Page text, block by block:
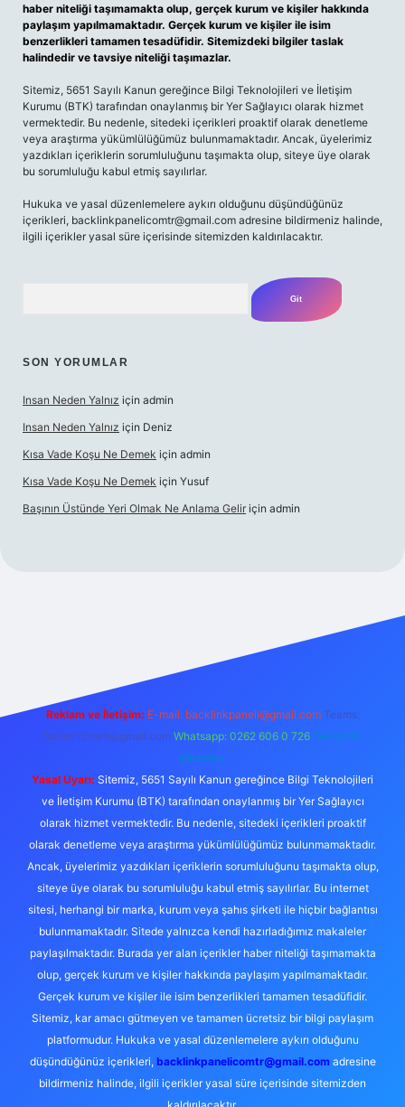
haber niteliği taşımamakta olup, gerçek kurum ve kişiler hakkında
paylaşım yapılmamaktadır. Gerçek kurum ve kişiler ile isim
benzerlikleri tamamen tesadüfidir. Sitemizdeki bilgiler taslak
halindedir ve tavsiye niteliği taşımazlar.
Sitemiz, 5651 Sayılı Kanun gereğince Bilgi Teknolojileri ve İletişim
Kurumu (BTK) tarafından onaylanmış bir Yer Sağlayıcı olarak hizmet
vermektedir. Bu nedenle, sitedeki içerikleri proaktif olarak denetleme
veya araştırma yükümlülüğümüz bulunmamaktadır. Ancak, üyelerimiz
yazdıkları içeriklerin sorumluluğunu taşımakta olup, siteye üye olarak
bu sorumluluğu kabul etmiş sayılırlar.
Hukuka ve yasal düzenlemelere aykırı olduğunu düşündüğünüz
içerikleri, backlinkpanelicomtr@gmail.com adresine bildirmeniz halinde,
ilgili içerikler yasal süre içerisinde sitemizden kaldırılacaktır.
SON YORUMLAR
Insan Neden Yalnız için admin
Insan Neden Yalnız için Deniz
Kısa Vade Koşu Ne Demek için admin
Kısa Vade Koşu Ne Demek için Yusuf
Başının Üstünde Yeri Olmak Ne Anlama Gelir için admin
Reklam ve İletişim: E-mail: backlinkpaneli@gmail.com Teams:
forumhizmeti@gmail.com Whatsapp: 0262 606 0 726 Telegram:
@karabul
Yasal Uyarı: Sitemiz, 5651 Sayılı Kanun gereğince Bilgi Teknolojileri
ve İletişim Kurumu (BTK) tarafından onaylanmış bir Yer Sağlayıcı
olarak hizmet vermektedir. Bu nedenle, sitedeki içerikleri proaktif
olarak denetleme veya araştırma yükümlülüğümüz bulunmamaktadır.
Ancak, üyelerimiz yazdıkları içeriklerin sorumluluğunu taşımakta olup,
siteye üye olarak bu sorumluluğu kabul etmiş sayılırlar. Bu internet
sitesi, herhangi bir marka, kurum veya şahıs şirketi ile hiçbir bağlantısı
bulunmamaktadır. Sitede yalnızca kendi hazırladığımız makaleler
paylaşılmaktadır. Burada yer alan içerikler haber niteliği taşımamakta
olup, gerçek kurum ve kişiler hakkında paylaşım yapılmamaktadır.
Gerçek kurum ve kişiler ile isim benzerlikleri tamamen tesadüfidir.
Sitemiz, kar amacı gütmeyen ve tamamen ücretsiz bir bilgi paylaşım
platformudur. Hukuka ve yasal düzenlemelere aykırı olduğunu
düşündüğünüz içerikleri, backlinkpanelicomtr@gmail.comadresine
bildirmeniz halinde, ilgili içerikler yasal süre içerisinde sitemizden